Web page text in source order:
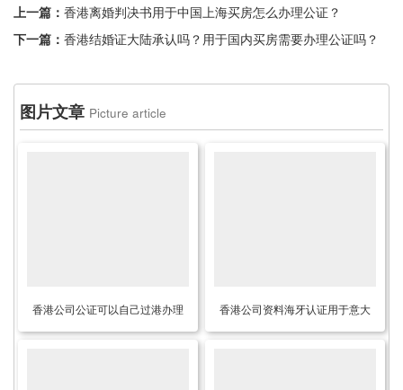
上一篇： 香港离婚判决书用于中国上海买房怎么办理公证？
下一篇： 香港结婚证大陆承认吗？用于国内买房需要办理公证吗？
图片文章 Picture article
香港公司公证可以自己过港办理
吗？
香港公司资料海牙认证用于意大
利设立公司需要怎么做？